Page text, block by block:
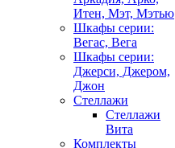
Итен, Мэт, Мэтью
Шкафы серии:
Вегас, Вега
Шкафы серии:
Джерси, Джером,
Джон
Стеллажи
Стеллажи
Вита
Комплекты